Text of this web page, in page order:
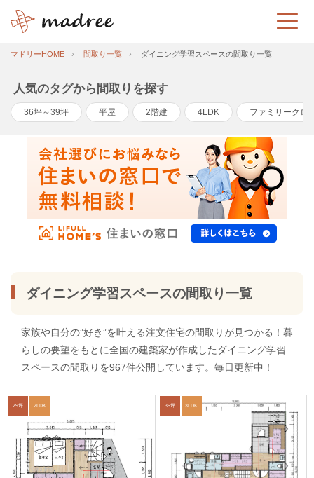
マドリーHOME 間取り一覧 ダイニング学習スペースの間取り一覧
人気のタグから間取りを探す
36坪～39坪 平屋 2階建 4LDK ファミリークロ
ダイニング学習スペースの間取り一覧
家族や自分の”好き”を叶える注文住宅の間取りが見つかる！暮
らしの要望をもとに全国の建築家が作成したダイニング学習
スペースの間取りを967件公開しています。毎日更新中！
29坪 2LDK 35坪 3LDK